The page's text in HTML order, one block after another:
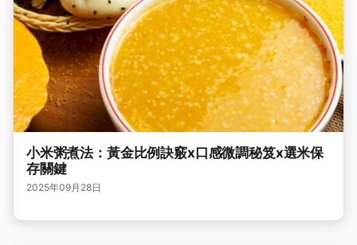
小米粥煮法：黃金比例訣竅x口感微調秘笈x選米保
存關鍵
2025年09月28日